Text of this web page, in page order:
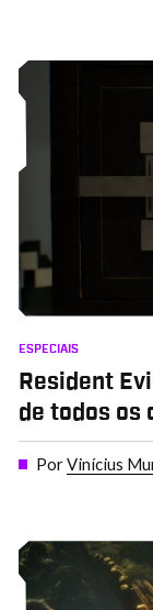
ESPECIAIS
Resident
de todos os
PorVinícius